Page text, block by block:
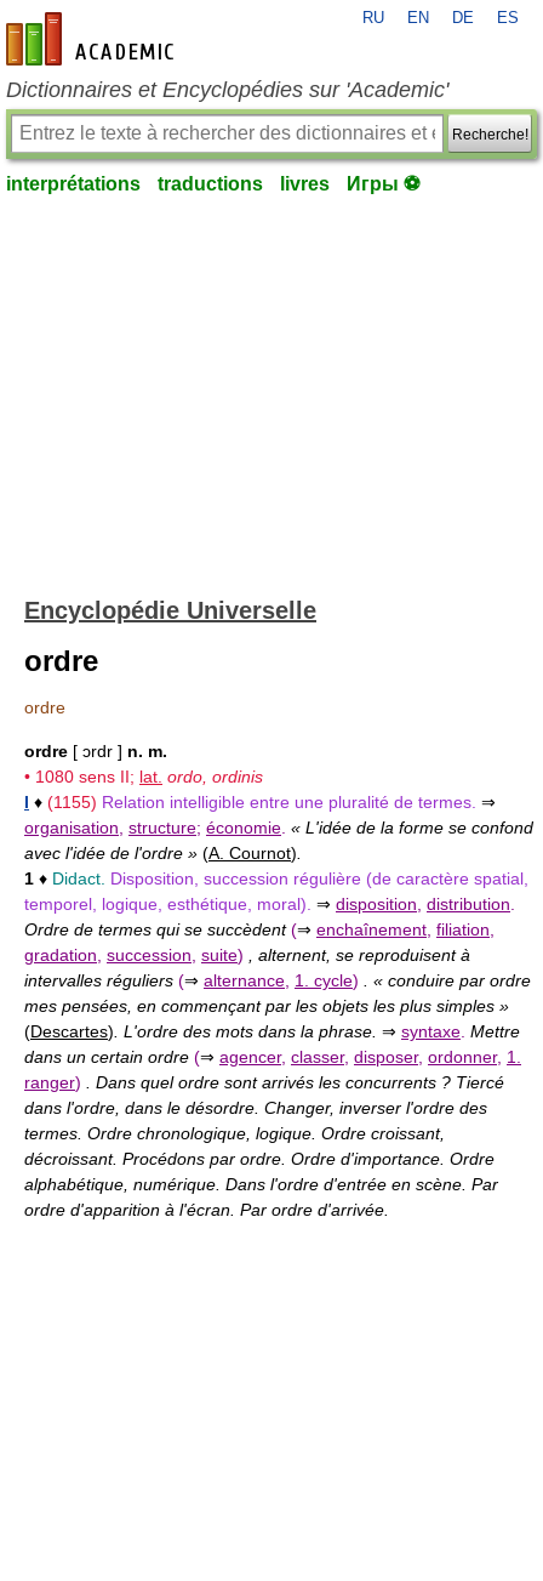
fr-academic.com
RU EN DE ES
Dictionnaires et Encyclopédies sur 'Academic'
Recherche!
interprétations traductions livres Игры ⚽
Encyclopédie Universelle
ordre
ordre
ordre [ ɔrdr ] n. m.
• 1080 sens II; lat. ordo, ordinis
I ♦ (1155) Relation intelligible entre une pluralité de termes. ⇒
organisation structure; économie « L'idée de la forme se confond
avec l'idée de l'ordre » (A. Cournot)
1 ♦ Didact. Disposition, succession régulière (de caractère spatial,
temporel, logique, esthétique, moral). ⇒ disposition distribution
Ordre de termes qui se succèdent(⇒ enchaînement filiation
gradation succession suite) , alternent, se reproduisent à
intervalles réguliers (⇒ alternance 1. cycle) . « conduire par ordre
mes pensées, en commençant par les objets les plus simples »
(Descartes) . L'ordre des mots dans la phrase. ⇒ syntaxe Mettre
dans un certain ordre (⇒ agencer, classer, disposer, ordonner, 1.
ranger) . Dans quel ordre sont arrivés les concurrents ? Tiercé
dans l'ordre, dans le désordre. Changer, inverser l'ordre des
termes. Ordre chronologique, logique. Ordre croissant,
décroissant. Procédons par ordre. Ordre d'importance. Ordre
alphabétique, numérique. Dans l'ordre d'entrée en scène. Par
ordre d'apparition à l'écran. Par ordre d'arrivée.